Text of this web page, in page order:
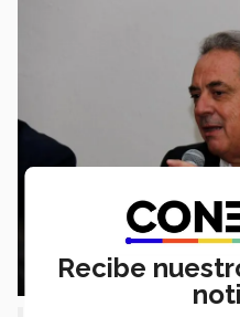
Recibe